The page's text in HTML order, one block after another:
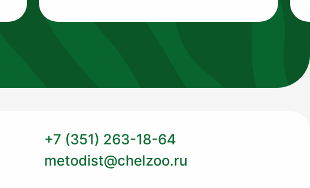
+7 (351) 263-18-64
metodist@chelzoo.ru